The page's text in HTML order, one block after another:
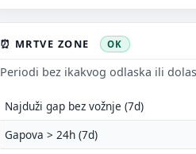
⏰ MRTVE ZONE OK
Periodi bez ikakvog odlaska ili
Najduži gap bez vožnje (7d)
Gapova > 24h (7d)